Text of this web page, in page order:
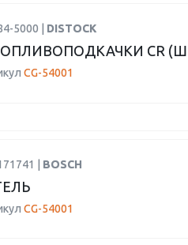
5000 | DISTOCK
CR
CG-54001
| BOSCH
CG-54001